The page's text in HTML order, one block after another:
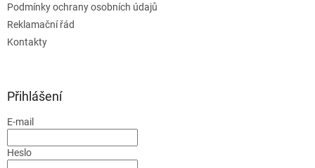
Podmínky ochrany osobních údajů
Reklamační řád
Kontakty
Přihlášení
E-mail
Heslo